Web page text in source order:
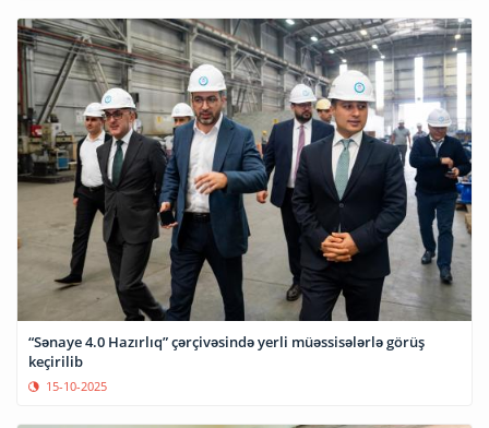
“Sənaye 4.0 Hazırlıq” çərçivəsində yerli müəssisələrlə görüş
keçirilib
15-10-2025